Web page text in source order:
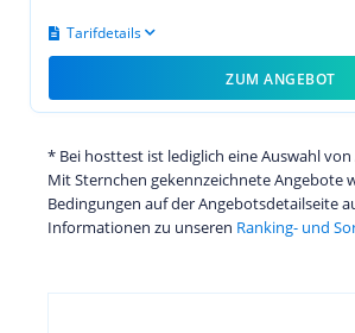
Tarifdetails
ZUM ANGEBOT
* Bei hosttest ist lediglich eine Auswahl
Mit Sternchen gekennzeichnete Angebote
Bedingungen auf der Angebotsdetailseite
Informationen zu unseren Ranking- und